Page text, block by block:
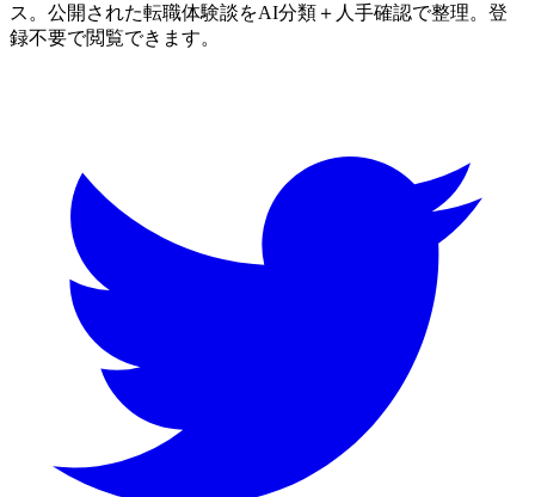
ス。公開された転職体験談をAI分類＋人手確認で整理。登
録不要で閲覧できます。